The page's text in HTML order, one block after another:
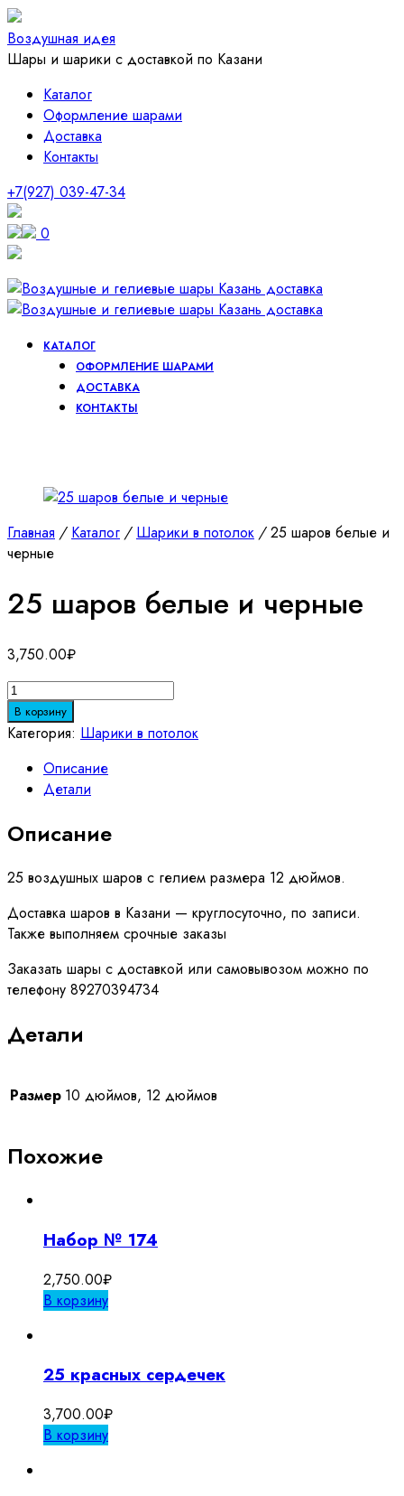
Воздушная идея
Шары и шарики с доставкой по Казани
Каталог
Оформление шарами
Доставка
Контакты
+7(927) 039-47-34
0
КАТАЛОГ
ОФОРМЛЕНИЕ ШАРАМИ
ДОСТАВКА
КОНТАКТЫ
Главная / Каталог / Шарики в потолок /25 шаров белые и
черные
25 шаров белые и черные
3,750.00₽
Количество
товара
25
белые
В корзину
Категория: Шарики в потолок
Описание
Детали
Описание
25 воздушных шаров с гелием размера 12 дюймов.
Доставка шаров в Казани — круглосуточно, по записи.
Также выполняем срочные заказы
Заказать шары с доставкой или самовывозом можно по
телефону 89270394734
Детали
Размер 10 дюймов, 12 дюймов
Похожие
Набор № 174
2,750.00₽
В корзину
25 красных сердечек
3,700.00₽
В корзину